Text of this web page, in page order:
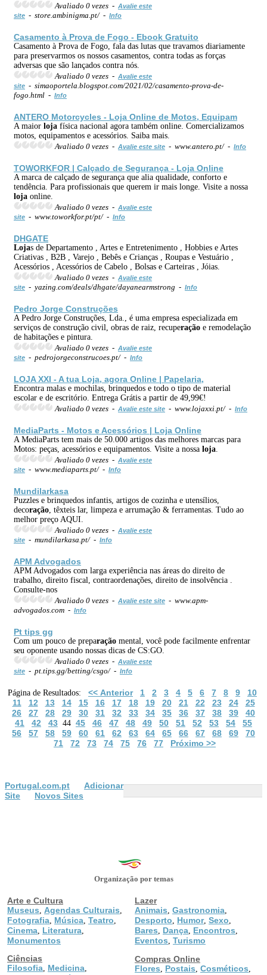
Avaliado 0 vezes - Avalie este
site - store.ambinigma.pt/ - Info
Casamento à Prova de Fogo - Ebook Gratuito
Casamento à Prova de Fogo, fala das lutas que travamos diariamente
para preservarmos os nossos casamentos, contra todas as forças
adversas que são lançados contra nós.
Avaliado 0 vezes - Avalie este
site - simaoportela.blogspot.com/2021/02/casamento-prova-de-
fogo.html - Info
ANTERO Motorcycles - Loja Online de Motos, Equipam
A maior loja física nacional agora também online. Comercializamos
motos, equipamentos e acessórios. Saiba mais.
Avaliado 0 vezes - Avalie este site - www.antero.pt/ - Info
TOWORKFOR | Calçado de Segurança - Loja Online
A marca de calçado de segurança que alia qualidade, conforto e
tendência. Para profissionais que querem ir mais longe. Visite a nossa
loja online.
Avaliado 0 vezes - Avalie este
site - www.toworkfor.pt/pt/ - Info
DHGATE
Lojas de Departamento , Artes e Entretenimento , Hobbies e Artes
Criativas , B2B , Varejo , Bebês e Crianças , Roupas e Vestuário ,
Acessórios , Acessórios de Cabelo , Bolsas e Carteiras , Jóias.
Avaliado 0 vezes - Avalie este
site - yazing.com/deals/dhgate/dayanearmstrong - Info
Pedro Jorge Construções
A Pedro Jorge Construções, Lda., é uma empresa especializada em
serviços de construção civil, obras de raiz, recuperação e remodelação
de habitações e pintura.
Avaliado 0 vezes - Avalie este
site - pedrojorgeconstrucoes.pt/ - Info
LOJAXXI - A tua Loja, agora Online | Papelaria,
Encontra malas e mochilas, brinquedos e todo o tipo de material
escolar e de escritório. Entrega Grátis a partir de 49,99€!
Avaliado 0 vezes - Avalie este site - www.lojaxxi.pt/ - Info
MediaParts - Motos e Acessórios | Loja Online
A MediaParts tem mais de 50.000 artigos das melhores marcas para
Motos: peças, acessórios e equipamentos. Visite a nossa loja
Avaliado 0 vezes - Avalie este
site - www.mediaparts.pt/ - Info
Mundilarkasa
Puzzles e brinquedos infantis, artigos de cozinha e utensílios,
decoração , têxteis lar, limpeza e arrumação & ferramentas. Tudo ao
melhor preço AQUI.
Avaliado 0 vezes - Avalie este
site - mundilarkasa.pt/ - Info
APM Advogados
APM Advogados com larga experiência nas áreas do direito de
trabalho, direito fiscal, contraordenações, direito de insolvência .
Consulte-nos
Avaliado 0 vezes - Avalie este site - www.apm-
advogados.com - Info
Pt tips gg
Com um pouco de preparação mental, você pode facilmente enfrentar
seu oponente usando nossas dicas de CS:GO.
Avaliado 0 vezes - Avalie este
site - pt.tips.gg/betting/csgo/ - Info
Página de Resultados: << Anterior 1 2 3 4 5 6 7 8 9
10
11
12 13 14 15 16 17 18 19 20 21 22 23 24
25
26
27 28 29 30 31 32 33 34 35 36 37 38 39
40
41
42 43 44 45 46 47 48 49 50 51 52 53 54
55
56
57 58 59 60 61 62 63 64 65 66 67 68 69
70
71
72 73 74 75 76 77 Próximo >>
Portugal.com.pt
Adicionar
Site
Novos Sites
Organização por temas
Arte e Cultura
Museus
Agendas Culturais
Fotografia Música Teatro
Cinema Literatura
Monumentos
Ciências
Filosofia Medicina
Lazer
Animais Gastronomia
Desporto Humor, Sexo
Bares Dança Encontros
Eventos Turismo
Compras Online
Flores
Postais Cosméticos